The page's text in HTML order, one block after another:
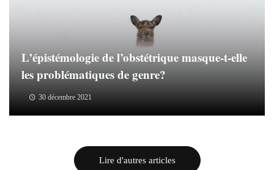
L’épistémologie de l’obstétrique masque-t-elle
les problématiques de genre?
30 décembre 2021
Lire d'autres articles